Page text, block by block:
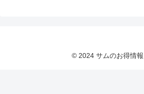
© 2024 サムのお得情報.